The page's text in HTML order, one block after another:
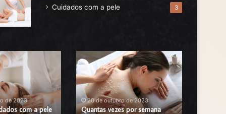
Cuidados com a pele 3
de 2023
com a pele
Quantas
vezes
por
semana
fazer
esfoliação
20 de outubro de 2023
Quantas vezes por semana